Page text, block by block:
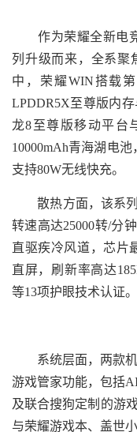
作为荣耀全新电竞
列升级而来，全系聚
中，荣耀WIN搭载
LPDDR5X至尊版内
龙8至尊版移动平台
10000mAh青海湖电
支持80W无线快充。
散热方面，该系列
转速高达25000转/分
直驱疾冷风道，芯片
直屏，刷新率高达
等13项护眼技术认证。
系统层面，两款机
游戏管家功能，包括
及联合搜狗定制的游
与荣耀游戏本、盖世